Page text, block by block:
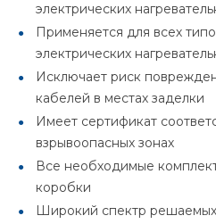
электрических
Применяется для всех
электрических
Исключает риск
кабелей в местах заделки
Имеет сертификат
взрывоопасных зонах
Все необходимые
коробки
Широкий спектр решаемых